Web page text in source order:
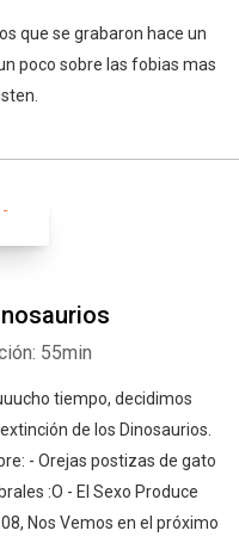
que se grabaron hace un
poco sobre las fobias mas
55min
tiempo, decidimos
de los Dinosaurios.
- Orejas postizas de gato
:O - El Sexo Produce
Nos Vemos en el próximo